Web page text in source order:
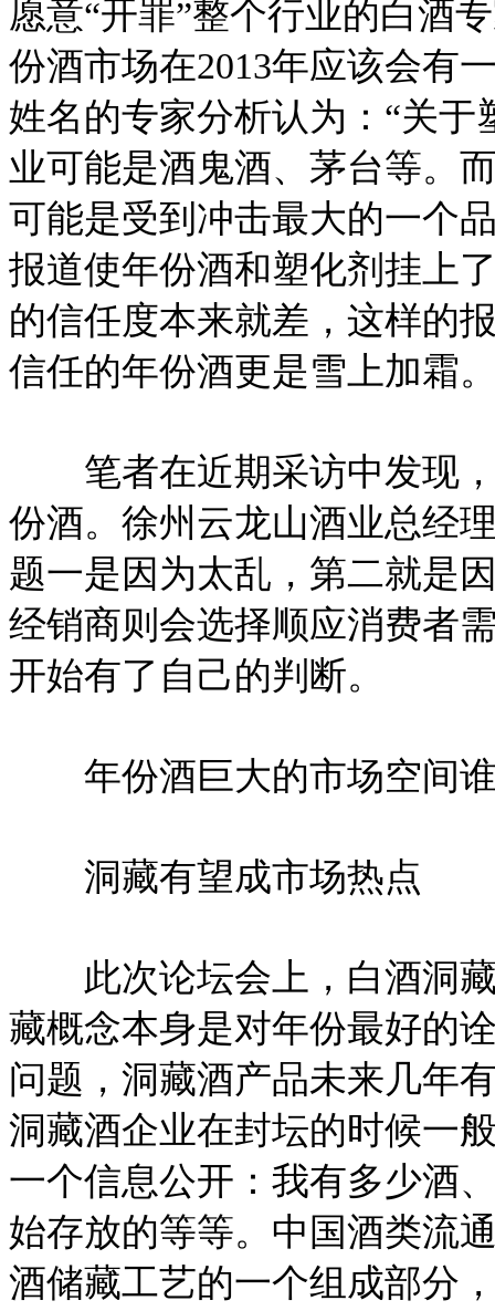
愿意“开罪”整个行业的白酒
份酒市场在2013年应该会有
姓名的专家分析认为：“关
业可能是酒鬼酒、茅台等。
可能是受到冲击最大的一个
报道使年份酒和塑化剂挂上
的信任度本来就差，这样的
信任的年份酒更是雪上加霜
笔者在近期采访中发现，
份酒。徐州云龙山酒业总经
题一是因为太乱，第二就是
经销商则会选择顺应消费者
开始有了自己的判断。
年份酒巨大的市场空间谁
洞藏有望成市场热点
此次论坛会上，白酒洞藏
藏概念本身是对年份最好的
问题，洞藏酒产品未来几年
洞藏酒企业在封坛的时候一
一个信息公开：我有多少酒
始存放的等等。中国酒类流
酒储藏工艺的一个组成部分